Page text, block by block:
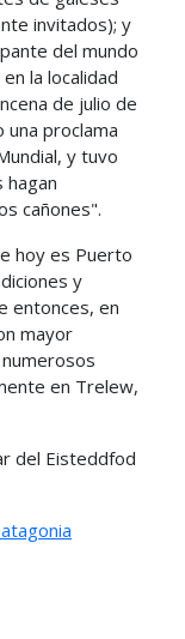
invitados); y
del mundo
la localidad
de julio de
una proclama
y tuvo
hagan
cañones".
hoy es Puerto
y
entonces, en
mayor
en Trelew,
del Eisteddfod